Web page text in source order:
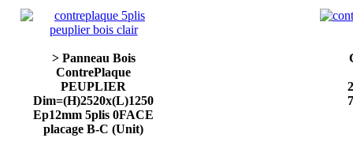
> Panneau Bois
ContrePlaque
PEUPLIER
Dim=(H)2520x(L)1250
Ep12mm 5plis 0FACE
placage B-C (Unit)